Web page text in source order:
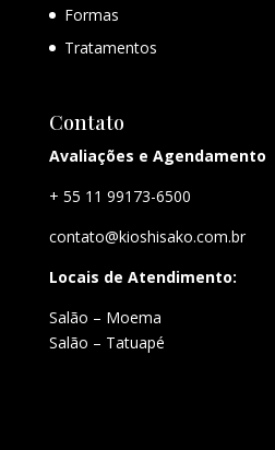
Formas
Tratamentos
Contato
Avaliações e Agendamento
+ 55 11 99173-6500
contato@kioshisako.com.br
Locais de Atendimento:
Salão – Moema
Salão – Tatuapé